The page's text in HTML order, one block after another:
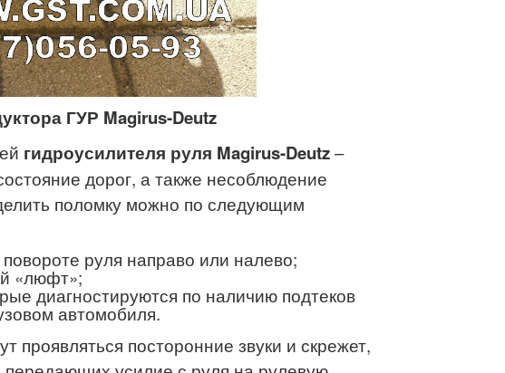
ГУР Magirus-Deutz
гидроусилителя руля Magirus-Deutz–
дорог, а также несоблюдение
поломку можно по следующим
руля направо или налево;
«люфт»;
диагностируются по наличию подтеков
автомобиля.
проявляться посторонние звуки и скрежет,